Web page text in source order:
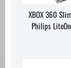
XBOX 360
Philips